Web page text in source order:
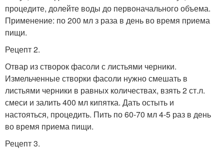
процедите, долейте воды до первоначального объема.
Применение: по 200 мл з раза в день во время приема
пищи.
Рецепт 2.
Отвар из створок фасоли с листьями черники.
Измельченные створки фасоли нужно смешать в
листьями черники в равных количествах, взять 2 ст.л.
смеси и залить 400 мл кипятка. Дать остыть и
настояться, процедить. Пить по 60-70 мл 4-5 раз в день
во время приема пищи.
Рецепт 3.